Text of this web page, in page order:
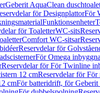
Geberit AquaClean
för DesignplattorFör
Funktionsenheter
för ToaletterWC-sits
Comfort WC-sitsar
Reservdelar för
För Omega
Reservdelar för För Twinline
12 cmReservdelar för
cmFör batteridrift, för Geberit